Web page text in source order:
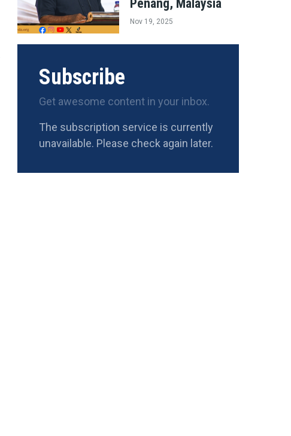
Penang, Malaysia
Nov 19, 2025
Subscribe
Get awesome content in your inbox.
The subscription service is currently
unavailable. Please check again later.